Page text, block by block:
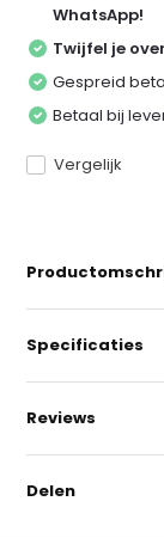
WhatsApp!
Twijfel je
Gespreid
Betaal bij
Vergelijk
Specificaties
Reviews
Delen